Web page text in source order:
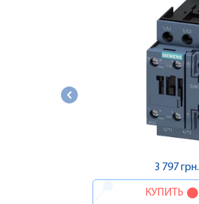
3 797 грн.
КУПИТЬ